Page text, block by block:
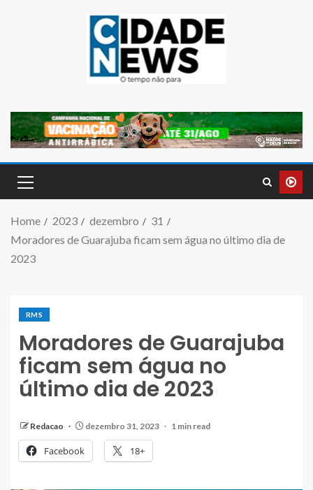
Home 2023 dezembro
31
Moradores de Guarajuba ficam sem água no último dia de
2023
RMS
Moradores de Guarajuba
ficam sem água no
último dia de 2023
Redacao dezembro 31, 2023 1 min read
Facebook 18+